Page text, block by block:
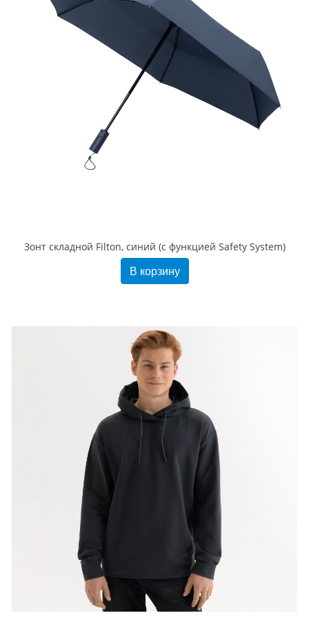
Зонт складной Filton, синий (с функцией Safety System)
В корзину